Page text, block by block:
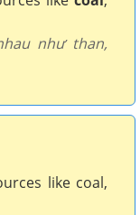
như than,
like coal,